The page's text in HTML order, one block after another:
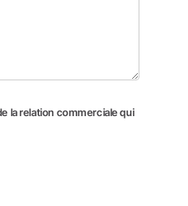
la relation commerciale qui